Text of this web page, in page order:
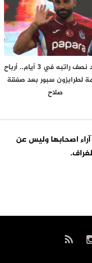
استرد نصف راتبه في 3 أيام.. أرباح
لطرابزون سبور بعد صفقة
صلاح
آراء اصحابها وليس عن